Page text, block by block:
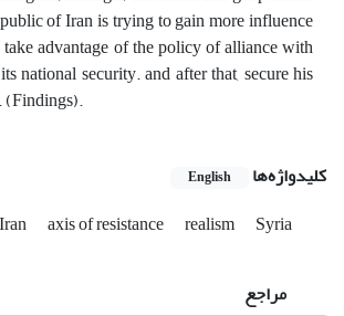
of Iran is trying to gain more influence
advantage of the policy of alliance with
national security. and after that, secure his
(Findings).
کلیدواژه‌ها English
axis of resistance realism
Syria
مراجع